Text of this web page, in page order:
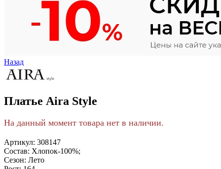
Назад
Платье Aira Style
На данный момент товара нет в наличии.
Артикул: 308147
Состав: Хлопок-100%;
Сезон: Лето